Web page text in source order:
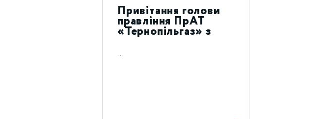
Привітання голови
правління ПрАТ
«Тернопільгаз» з
святом Воскресіння
Христового 2023!
...